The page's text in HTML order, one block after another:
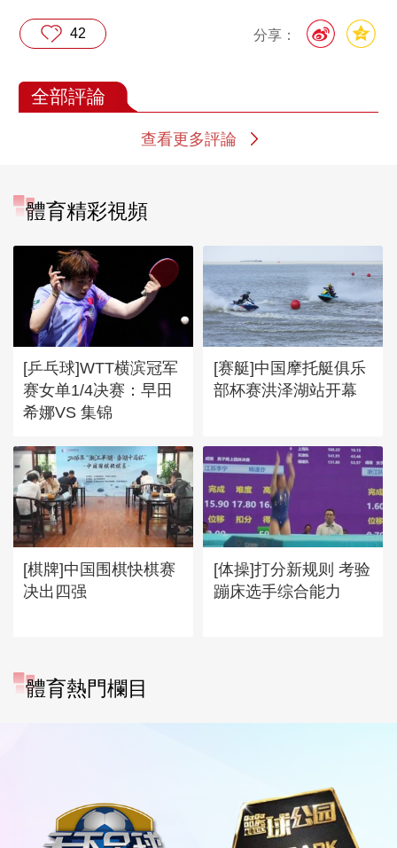
分享：
42
全部評論
查看更多評論
體育精彩視頻
[乒乓球]WTT横滨冠军
赛女单1/4决赛：早田
希娜VS 集锦
[赛艇]中国摩托艇俱乐
部杯赛洪泽湖站开幕
[棋牌]中国围棋快棋赛
决出四强
[体操]打分新规则 考验
蹦床选手综合能力
體育熱門欄目